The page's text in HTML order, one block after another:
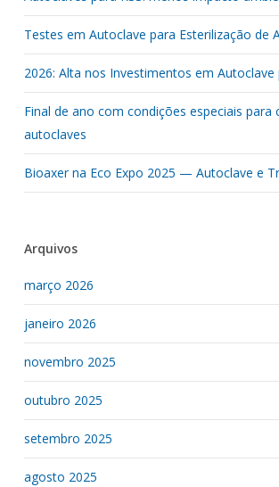
Testes em Autoclave para Esterilização de
2026: Alta nos Investimentos em Autoclave
Final de ano com condições especiais para
autoclaves
Bioaxer na Eco Expo 2025 — Autoclave e
Arquivos
março 2026
janeiro 2026
novembro 2025
outubro 2025
setembro 2025
agosto 2025